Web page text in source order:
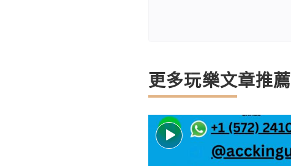
更多玩樂文章推薦